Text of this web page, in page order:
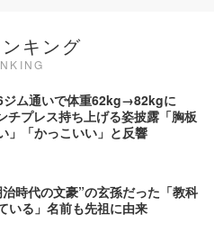
キング
ジム通いで体重62kg→82kgに
チプレス持ち上げる姿披露「胸板
」「かっこいい」と反響
時代の文豪”の玄孫だった「教科
いる」名前も先祖に由来